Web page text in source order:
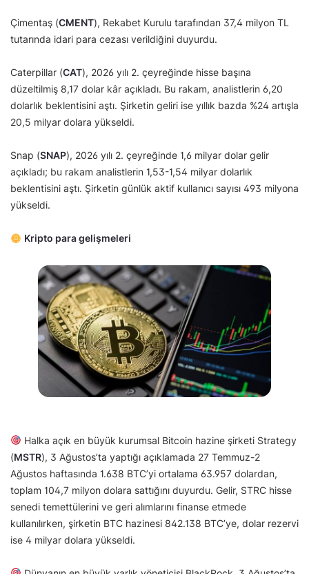
Çimentaş (CMENT), Rekabet Kurulu tarafından 37,4 milyon TL
tutarında idari para cezası verildiğini duyurdu.
Caterpillar (CAT), 2026 yılı 2. çeyreğinde hisse başına
düzeltilmiş 8,17 dolar kâr açıkladı. Bu rakam, analistlerin 6,20
dolarlık beklentisini aştı. Şirketin geliri ise yıllık bazda %24 artışla
20,5 milyar dolara yükseldi.
Snap (SNAP), 2026 yılı 2. çeyreğinde 1,6 milyar dolar gelir
açıkladı; bu rakam analistlerin 1,53-1,54 milyar dolarlık
beklentisini aştı. Şirketin günlük aktif kullanıcı sayısı 493 milyona
yükseldi.
Kripto para gelişmeleri
Halka açık en büyük kurumsal Bitcoin hazine şirketi Strategy
(MSTR), 3 Ağustos’ta yaptığı açıklamada 27 Temmuz-2
Ağustos haftasında 1.638 BTC’yi ortalama 63.957 dolardan,
toplam 104,7 milyon dolara sattığını duyurdu. Gelir, STRC hisse
senedi temettülerini ve geri alımlarını finanse etmede
kullanılırken, şirketin BTC hazinesi 842.138 BTC’ye, dolar rezervi
ise 4 milyar dolara yükseldi.